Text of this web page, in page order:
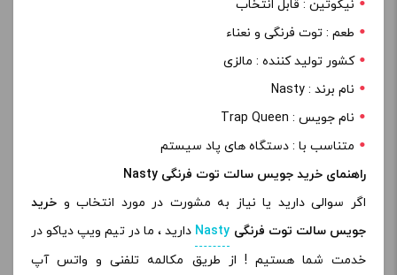
نیکوتین : قابل انتخاب
طعم : توت فرنگی و نعناء
کشور تولید کننده : مالزی
نام برند : Nasty
نام جویس : Trap Queen
متناسب با : دستگاه های پاد سیستم
راهنمای خرید جویس سالت توت فرنگی Nasty
اگر سوالی دارید یا نیاز به مشورت در مورد انتخاب و خرید
جویس سالت توت فرنگی Nasty دارید ، ما در تیم ویپ دیاکو در
خدمت شما هستیم ! از طریق مکالمه تلفنی و واتس آپ